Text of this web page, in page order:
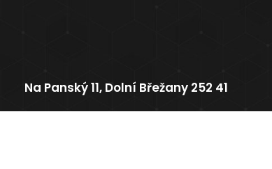
Na Panský 11, Dolní Břežany 252 41